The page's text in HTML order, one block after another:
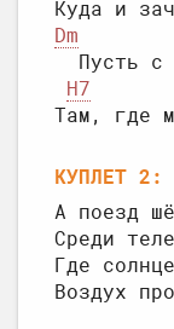
Dm
H7
КУПЛЕТ 2: